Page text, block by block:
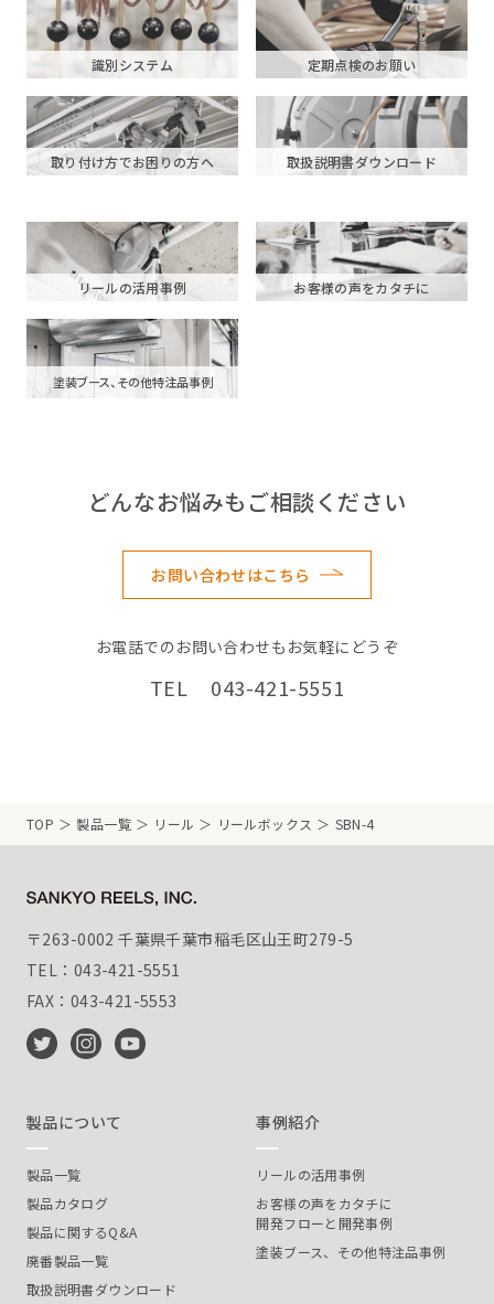
識別システム 定期点検のお願い
取り付け方でお困りの方へ 取扱説明書ダウンロード
リールの活用事例 お客様の声をカタチに
塗装ブース、その他特注品事例
どんなお悩みもご相談ください
お問い合わせはこちら
お電話でのお問い合わせもお気軽にどうぞ
TEL 043-421-5551
TOP 製品一覧 リール リールボックス SBN-4
〒263-0002 千葉県千葉市稲毛区山王町279-5
TEL：043-421-5551
FAX：043-421-5553
製品について
製品一覧
製品カタログ
製品に関するQ&A
廃番製品一覧
取扱説明書ダウンロード
事例紹介
リールの活用事例
お客様の声をカタチに
開発フローと開発事例
塗装ブース、その他特注品事例